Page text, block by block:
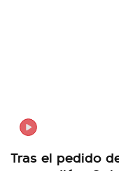
Tras el pedido